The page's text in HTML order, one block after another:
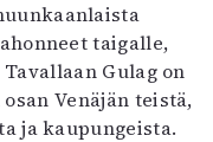
taigalle,
Gulag on
Venäjän teistä,
ja kaupungeista.